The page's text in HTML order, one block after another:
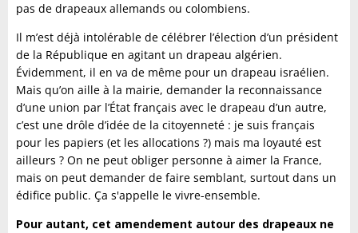
pas de drapeaux allemands ou colombiens.
Il m’est déjà intolérable de célébrer l’élection d’un président
de la République en agitant un drapeau algérien.
Évidemment, il en va de même pour un drapeau israélien.
Mais qu’on aille à la mairie, demander la reconnaissance
d’une union par l’État français avec le drapeau d’un autre,
c’est une drôle d’idée de la citoyenneté : je suis français
pour les papiers (et les allocations ?) mais ma loyauté est
ailleurs ? On ne peut obliger personne à aimer la France,
mais on peut demander de faire semblant, surtout dans un
édifice public. Ça s'appelle le vivre-ensemble.
Pour autant, cet amendement autour des drapeaux ne